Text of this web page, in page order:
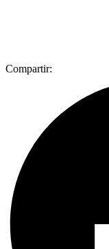
Compartir: